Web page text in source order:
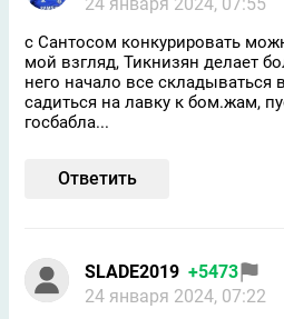
с Сантосом конкурировать
мой взгляд, Тикнизян делает
него начало все складываться
садиться на лавку к бом.жам,
госбабла...
Ответить
SLADE2019 +5473
24 января 2024, 07:22